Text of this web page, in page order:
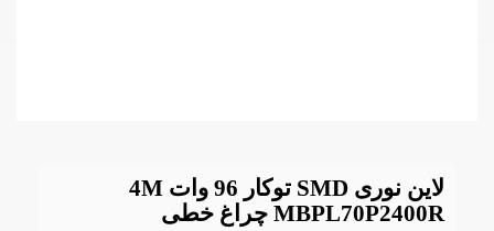
لاین نوری SMD توکار 96 وات 4M
MBPL70P2400R چراغ خطی